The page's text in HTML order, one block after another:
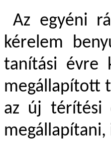
Az egyéni
kérelem
tanítási évre
megállapított
az új térítési